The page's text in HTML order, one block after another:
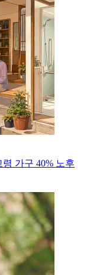
가구 40% 노후